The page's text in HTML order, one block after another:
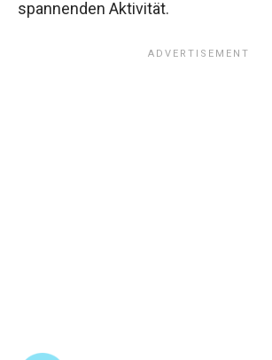
spannenden Aktivität.